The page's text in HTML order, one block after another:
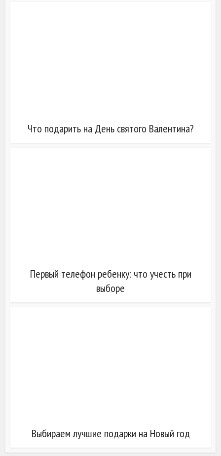
Что подарить на День святого Валентина?
Первый телефон ребенку: что учесть при
выборе
Выбираем лучшие подарки на Новый год